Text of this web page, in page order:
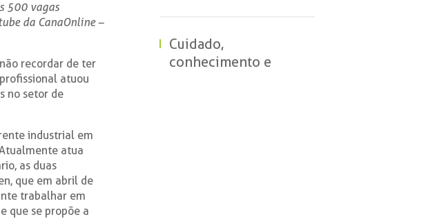
500 vagas
da CanaOnline –
recordar de ter
atuou
no setor de
industrial em
atua
as duas
que em abril de
trabalhar em
que se propõe a
Cuidado,
conhecimento e